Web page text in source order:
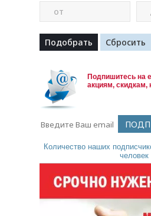
от
Подпишитесь на
акциям, скидкам,
Количество наших
человек